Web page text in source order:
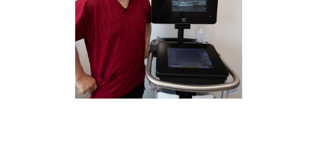
按部位・疾病搜索
按检查・术式・